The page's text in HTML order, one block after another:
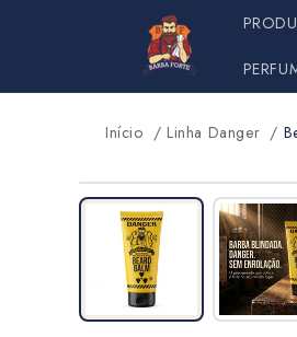
Início /Linha Danger /
DANGER